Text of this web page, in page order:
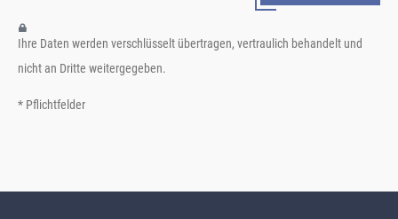
Ihre Daten werden verschlüsselt übertragen, vertraulich behandelt und
nicht an Dritte weitergegeben.
* Pflichtfelder